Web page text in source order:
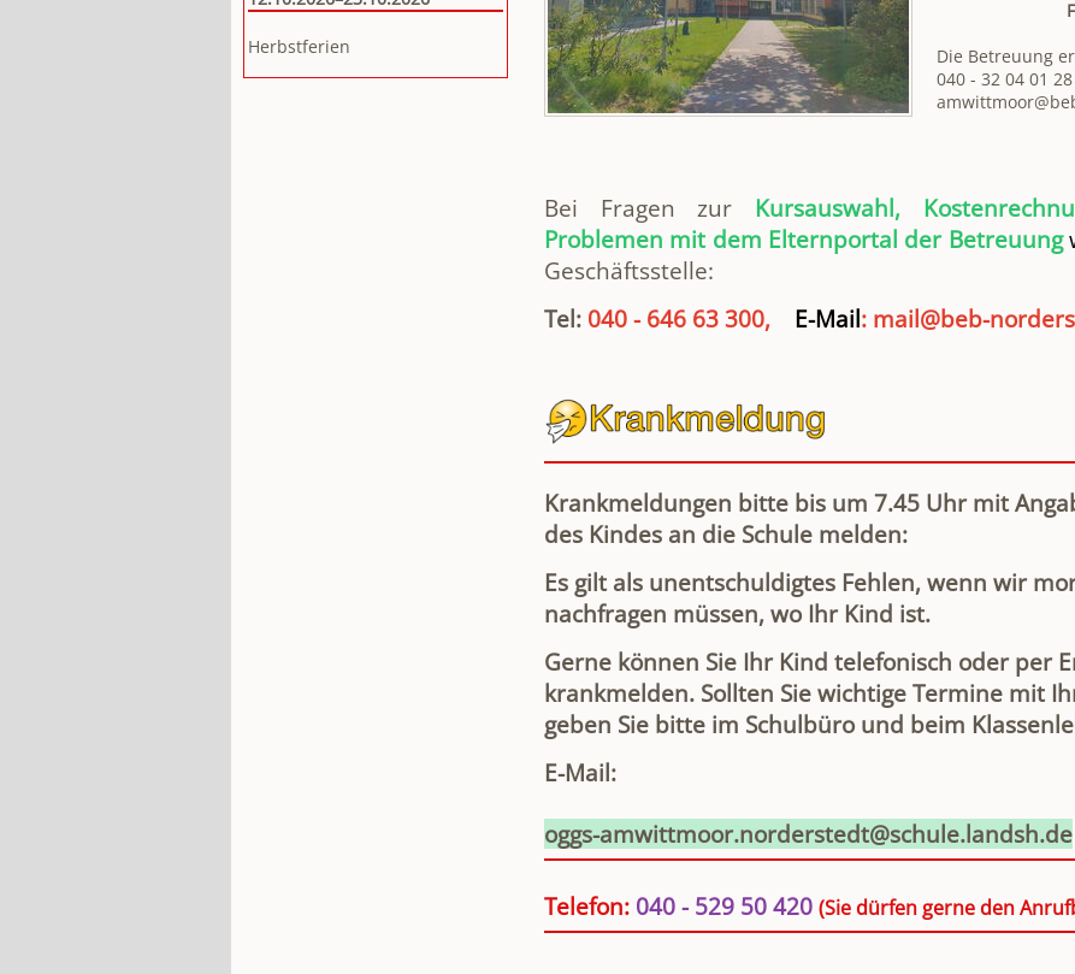
Freitag:
Die Betreuung
040 - 32 04 01
Bei Fragen zur Kursauswahl,
Problemen mit dem Elternportal der Betreuung
Geschäftsstelle:
Tel: 040 - 646 63 300, E-Mail: mail@beb-
Krankmeldungen bitte bis um 7.45 Uhr mit
des Kindes an die Schule melden:
Es gilt als unentschuldigtes Fehlen, wenn wir
nachfragen müssen, wo Ihr Kind ist.
Gerne können Sie Ihr Kind telefonisch oder per
krankmelden. Sollten Sie wichtige Termine mit
geben Sie bitte im Schulbüro und beim
E-Mail:
oggs-amwittmoor.norderstedt@schule.landsh.de
Telefon: 040 - 529 50 420 (Sie dürfen gerne den
Herbstferien